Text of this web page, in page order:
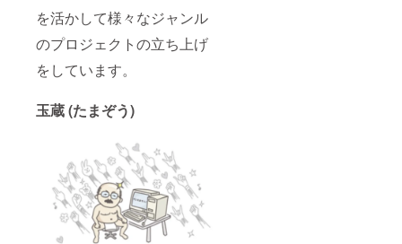
を活かして様々なジャンル
のプロジェクトの立ち上げ
をしています。
玉蔵 (たまぞう)